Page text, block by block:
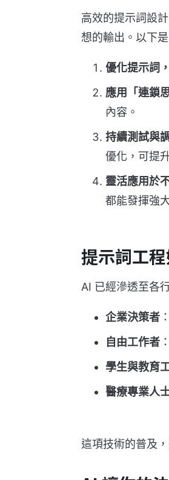
高效的提示詞設
想的輸出。以下
優化提示詞
應用「連鎖
內容。
持續測試與
優化，可提
靈活應用於
都能發揮強
提示詞工
AI 已經滲透至各
企業決策者
自由工作者
學生與教育
醫療專業人
這項技術的普及